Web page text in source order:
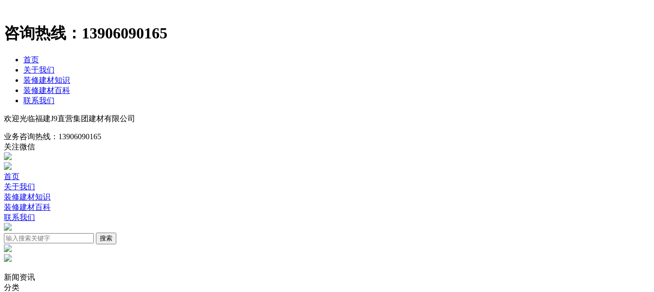
咨询热线： 13906090165
首页
关于我们
装修建材知识
装修建材百科
联系我们
欢迎光临福建J9直营集团建材有限公司
业务咨询热线： 13906090165
关注微信
首页
关于我们
装修建材知识
装修建材百科
联系我们
新闻资讯
分类